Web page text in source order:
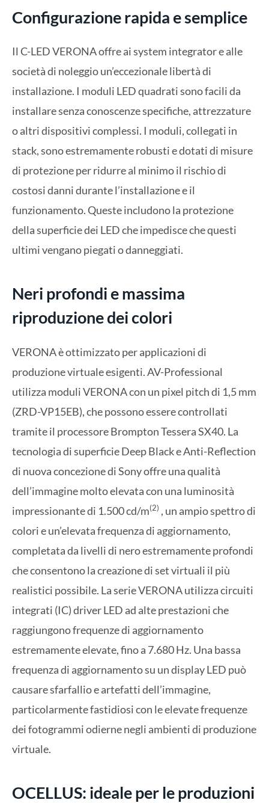
Configurazione rapida e semplice
Il C-LED VERONA offre ai system integrator e alle
società di noleggio un’eccezionale libertà di
installazione. I moduli LED quadrati sono facili da
installare senza conoscenze specifiche, attrezzature
o altri dispositivi complessi. I moduli, collegati in
stack, sono estremamente robusti e dotati di misure
di protezione per ridurre al minimo il rischio di
costosi danni durante l’installazione e il
funzionamento. Queste includono la protezione
della superficie dei LED che impedisce che questi
ultimi vengano piegati o danneggiati.
Neri profondi e massima
riproduzione dei colori
VERONA è ottimizzato per applicazioni di
produzione virtuale esigenti. AV-Professional
utilizza moduli VERONA con un pixel pitch di 1,5 mm
(ZRD-VP15EB), che possono essere controllati
tramite il processore Brompton Tessera SX40. La
tecnologia di superficie Deep Black e Anti-Reflection
di nuova concezione di Sony offre una qualità
dell’immagine molto elevata con una luminosità
impressionante di 1.500 cd/m(2) , un ampio spettro di
colori e un’elevata frequenza di aggiornamento,
completata da livelli di nero estremamente profondi
che consentono la creazione di set virtuali il più
realistici possibile. La serie VERONA utilizza circuiti
integrati (IC) driver LED ad alte prestazioni che
raggiungono frequenze di aggiornamento
estremamente elevate, fino a 7.680 Hz. Una bassa
frequenza di aggiornamento su un display LED può
causare sfarfallio e artefatti dell’immagine,
particolarmente fastidiosi con le elevate frequenze
dei fotogrammi odierne negli ambienti di produzione
virtuale.
OCELLUS: ideale per le produzioni